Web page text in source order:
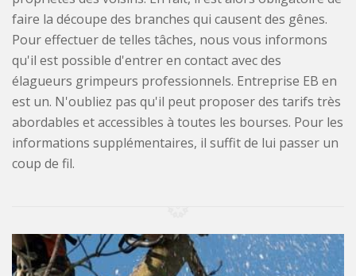
faire la découpe des branches qui causent des gênes.
Pour effectuer de telles tâches, nous vous informons
qu'il est possible d'entrer en contact avec des
élagueurs grimpeurs professionnels. Entreprise EB en
est un. N'oubliez pas qu'il peut proposer des tarifs très
abordables et accessibles à toutes les bourses. Pour les
informations supplémentaires, il suffit de lui passer un
coup de fil.